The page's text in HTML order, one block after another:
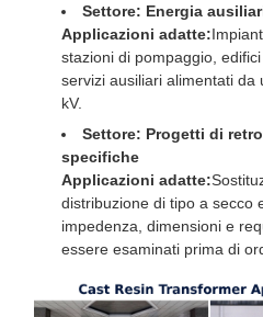
Settore: Energia
Applicazioni adatte:
stazioni di pompaggio,
servizi ausiliari alimentati da
kV.
Settore: Progetti di
specifiche
Applicazioni adatte:
distribuzione di tipo a secco
impedenza, dimensioni e
essere esaminati prima di